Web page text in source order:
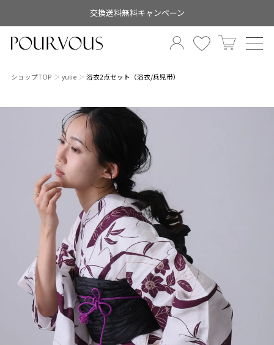
交換送料無料キャンペーン
ショップTOP yulie 浴衣2点セット（浴衣/兵児帯）